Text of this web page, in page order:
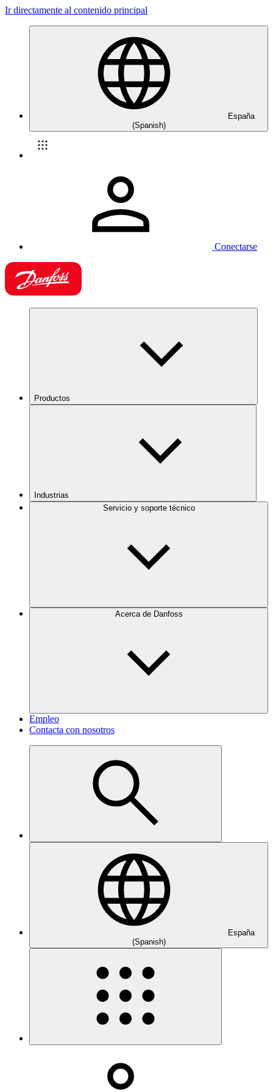
Ir directamente al contenido principal
España
(Spanish)
Conectarse
Productos
Industrias
Servicio y soporte técnico
Acerca de Danfoss
Empleo
Contacta con nosotros
España
(Spanish)